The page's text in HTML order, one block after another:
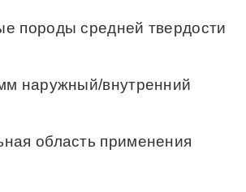
породы средней твердости
наружный/внутренний
область применения